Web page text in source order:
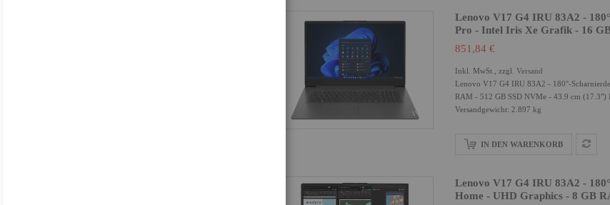
Lenovo V17 G4 IRU 83A2 -
Pro - Intel Iris Xe Grafik - 16
851,84 €
Inkl. MwSt., zzgl. Versand
Lenovo V17 G4 IRU 83A2 - 180°-
RAM - 512 GB SSD NVMe - 43.9 cm
Versandgewicht: 2.897 kg
IN DEN WARENKORB
Lenovo V17 G4 IRU 83A2 -
Home - UHD Graphics - 8 GB